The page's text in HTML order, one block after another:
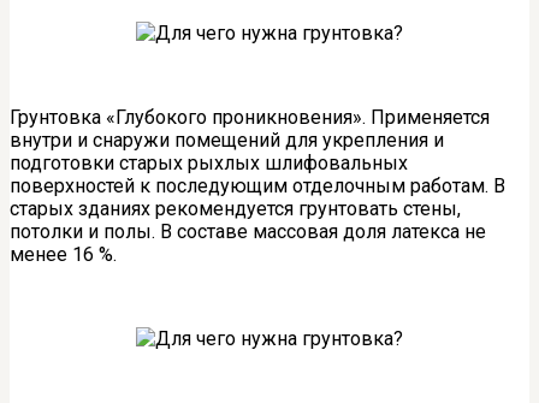
Грунтовка «Глубокого проникновения». Применяется
внутри и снаружи помещений для укрепления и
подготовки старых рыхлых шлифовальных
поверхностей к последующим отделочным работам. В
старых зданиях рекомендуется грунтовать стены,
потолки и полы. В составе массовая доля латекса не
менее 16 %.